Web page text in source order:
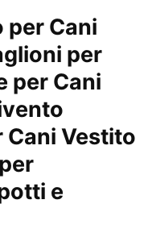
per Cani
per
per Cani
Vestito
e